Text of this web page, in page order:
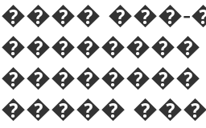
���� ���-
��������
�����